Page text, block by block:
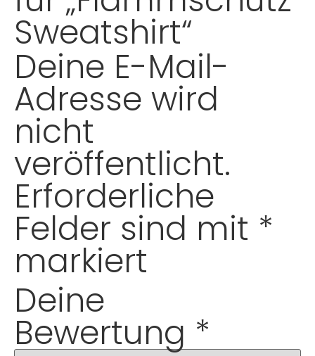
Sweatshirt“
Deine E-Mail-
Adresse wird
nicht
veröffentlicht.
Erforderliche
Felder sind mit *
markiert
Deine
Bewertung *